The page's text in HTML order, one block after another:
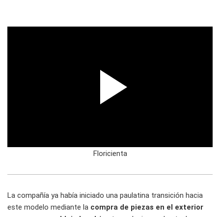
Floricienta
La compañía ya había iniciado una paulatina transición hacia
este modelo mediante la compra de piezas en el exterior